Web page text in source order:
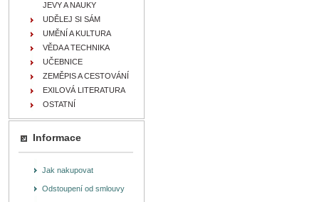
JEVY A NAUKY
UDĚLEJ SI SÁM
UMĚNÍ A KULTURA
VĚDA A TECHNIKA
UČEBNICE
ZEMĚPIS A CESTOVÁNÍ
EXILOVÁ LITERATURA
OSTATNÍ
Informace
Jak nakupovat
Odstoupení od smlouvy